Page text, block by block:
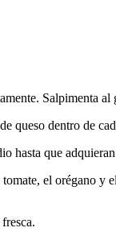
Salpimenta al
queso dentro de
hasta que
el orégano